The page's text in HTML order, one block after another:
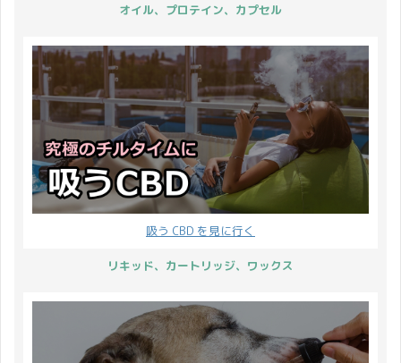
物や昆虫、菌類などによ
って作り出される生体物
質※3となります。
※1）二重結合を2つ持つ
炭化水素 ※2）炭素原子
と水素原子だけでできた
化合物 ※3 ...
CBD プロテインの予約注
文ページ CBDMANiA
CBD プロテイン／グリー
ス Greeus CBD PROT ...
オイル、プロテイン、カプセル
吸う CBD を見に行く
リキッド、カートリッジ、ワックス